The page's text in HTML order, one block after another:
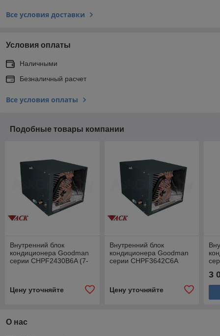
Все условия доставки
Условия оплаты
Наличными
Безналичный расчет
Все условия оплаты
Подобные товары компании
Внутренний блок
кондиционера Goodman
серии CHPF2430B6A (7-
Цену уточняйте
Внутренний блок
кондиционера Goodman
серии CHPF3642C6A
Цену уточняйте
3
О нас